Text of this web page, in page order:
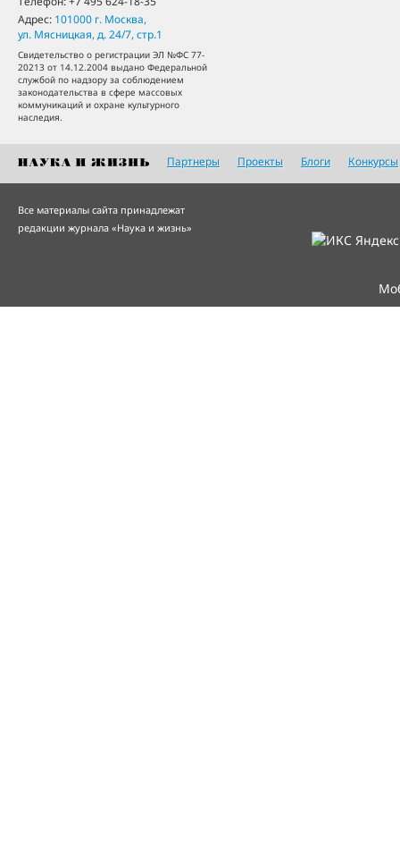
Адрес: 101000 г. Москва,
ул. Мясницкая, д. 24/7, стр.1
Свидетельство о регистрации ЭЛ №ФС 77-
20213 от 14.12.2004 выдано Федеральной
службой по надзору за соблюдением
законодательства в сфере массовых
коммуникаций и охране культурного
наследия.
Партнеры Проекты Блоги Конкурсы
Все материалы сайта принадлежат
редакции журнала «Наука и жизнь»